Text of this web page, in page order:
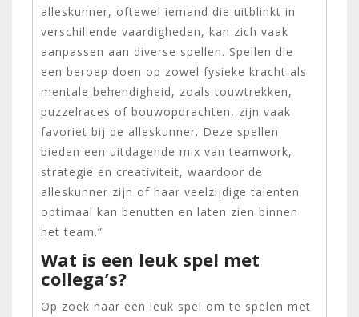
alleskunner, oftewel iemand die uitblinkt in
verschillende vaardigheden, kan zich vaak
aanpassen aan diverse spellen. Spellen die
een beroep doen op zowel fysieke kracht als
mentale behendigheid, zoals touwtrekken,
puzzelraces of bouwopdrachten, zijn vaak
favoriet bij de alleskunner. Deze spellen
bieden een uitdagende mix van teamwork,
strategie en creativiteit, waardoor de
alleskunner zijn of haar veelzijdige talenten
optimaal kan benutten en laten zien binnen
het team.”
Wat is een leuk spel met
collega’s?
Op zoek naar een leuk spel om te spelen met